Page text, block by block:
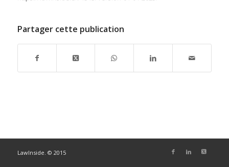
Partager cette publication
LawInside. © 2015